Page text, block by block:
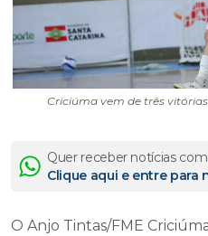
Criciúma vem de três
Quer receber notícias
Clique aqui e entre para
O Anjo Tintas/FME